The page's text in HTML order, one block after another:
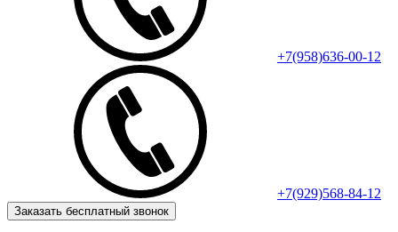
+7(958)636-00-12
+7(929)568-84-12
Заказать бесплатный звонок